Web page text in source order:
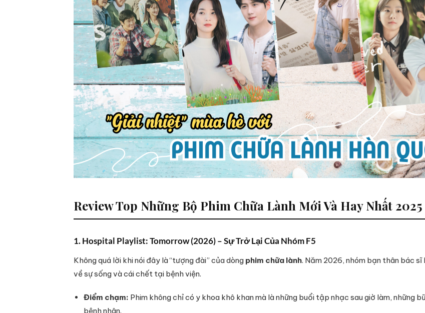
Review Top Những Bộ Phim Chữa Lành Mới Và Hay Nhất
1. Hospital Playlist: Tomorrow (2026) – Sự Trở Lại Của Nhóm F5
Không quá lời khi nói đây là “tượng đài” của dòng phim chữa lành. Năm 2026, nhóm bạn thân bác
về sự sống và cái chết tại bệnh viện.
Điểm chạm: Phim không chỉ có y khoa khô khan mà là những buổi tập nhạc sau giờ làm, những
bệnh nhân.